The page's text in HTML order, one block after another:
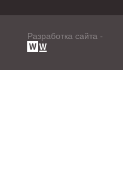
Разработка сайта -